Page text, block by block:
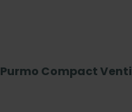
Purmo Compact